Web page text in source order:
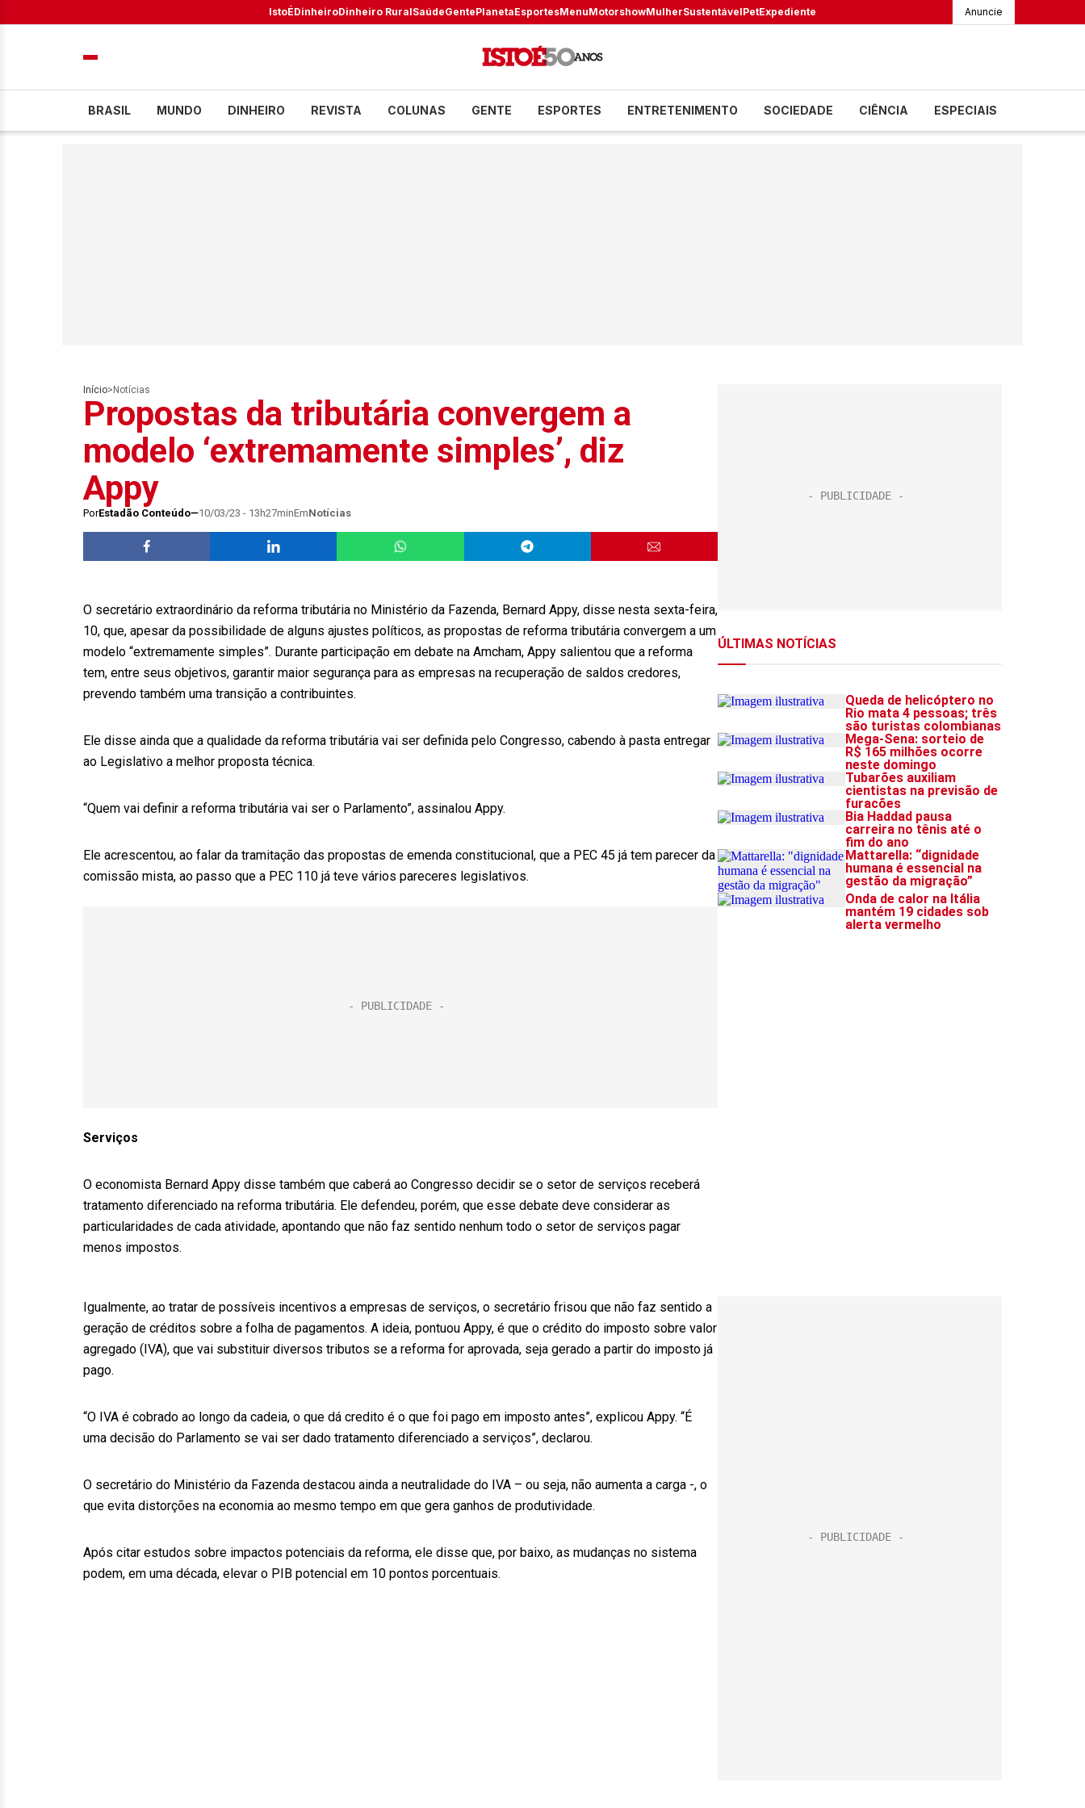
IstoÉDinheiroDinheiro RuralSaúdeGentePlanetaEsportesMenuMotorshowMulherSustentávelPetExpediente Anuncie
BRASIL MUNDO DINHEIRO REVISTA COLUNAS GENTE ESPORTES ENTRETENIMENTO SOCIEDADE CIÊNCIA ESPECIAIS
Início> Notícias
Propostas da tributária convergem a
modelo ‘extremamente simples’, diz
Appy
PorEstadão Conteúdo 10/03/23 - 13h27minEmNotícias
O secretário extraordinário da reforma tributária no Ministério da Fazenda, Bernard Appy, disse nesta sexta-feira,
10, que, apesar da possibilidade de alguns ajustes políticos, as propostas de reforma tributária convergem a um
modelo “extremamente simples”. Durante participação em debate na Amcham, Appy salientou que a reforma
tem, entre seus objetivos, garantir maior segurança para as empresas na recuperação de saldos credores,
prevendo também uma transição a contribuintes.
Ele disse ainda que a qualidade da reforma tributária vai ser definida pelo Congresso, cabendo à pasta entregar
ao Legislativo a melhor proposta técnica.
“Quem vai definir a reforma tributária vai ser o Parlamento”, assinalou Appy.
Ele acrescentou, ao falar da tramitação das propostas de emenda constitucional, que a PEC 45 já tem parecer da
comissão mista, ao passo que a PEC 110 já teve vários pareceres legislativos.
Serviços
O economista Bernard Appy disse também que caberá ao Congresso decidir se o setor de serviços receberá
tratamento diferenciado na reforma tributária. Ele defendeu, porém, que esse debate deve considerar as
particularidades de cada atividade, apontando que não faz sentido nenhum todo o setor de serviços pagar
menos impostos.
Igualmente, ao tratar de possíveis incentivos a empresas de serviços, o secretário frisou que não faz sentido a
geração de créditos sobre a folha de pagamentos. A ideia, pontuou Appy, é que o crédito do imposto sobre valor
agregado (IVA), que vai substituir diversos tributos se a reforma for aprovada, seja gerado a partir do imposto já
pago.
“O IVA é cobrado ao longo da cadeia, o que dá credito é o que foi pago em imposto antes”, explicou Appy. “É
uma decisão do Parlamento se vai ser dado tratamento diferenciado a serviços”, declarou.
O secretário do Ministério da Fazenda destacou ainda a neutralidade do IVA – ou seja, não aumenta a carga -, o
que evita distorções na economia ao mesmo tempo em que gera ganhos de produtividade.
Após citar estudos sobre impactos potenciais da reforma, ele disse que, por baixo, as mudanças no sistema
podem, em uma década, elevar o PIB potencial em 10 pontos porcentuais.